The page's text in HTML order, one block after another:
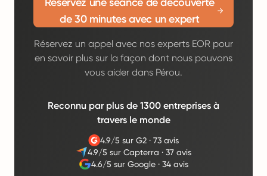
de 30 minutes avec un expert
Réservez un appel avec nos experts EOR pour
en savoir plus sur la façon dont nous pouvons
vous aider dans Pérou.
Reconnu par plus de 1300 entreprises à
travers le monde
4.9/5 sur G2 ·73 avis
4.9/5 sur Capterra ·37 avis
4.6/5 sur Google· 34 avis